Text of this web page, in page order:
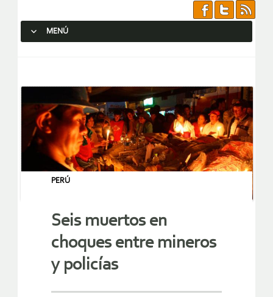
MENÚ
PERÚ
Seis muertos en
choques entre mineros
y policías